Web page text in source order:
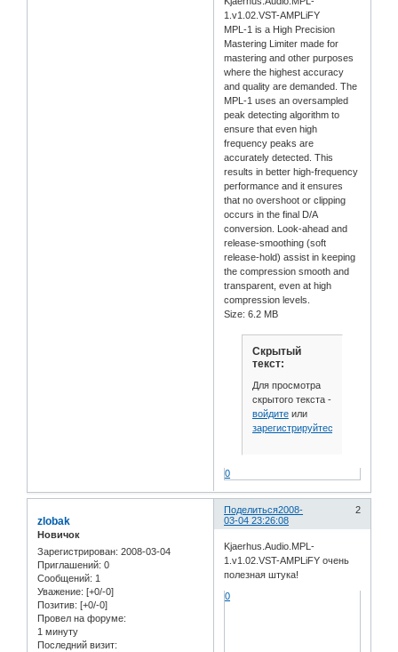
1.v1.02.VST-AMPLiFY
MPL-1 is a High Precision
Mastering Limiter made for
mastering and other purposes
where the highest accuracy
and quality are demanded. The
MPL-1 uses an oversampled
peak detecting algorithm to
ensure that even high
frequency peaks are
accurately detected. This
results in better high-frequency
performance and it ensures
that no overshoot or clipping
occurs in the final D/A
conversion. Look-ahead and
release-smoothing (soft
release-hold) assist in keeping
the compression smooth and
transparent, even at high
compression levels.
Size: 6.2 MB
Скрытый
текст:
Для просмотра
скрытого текста -
войдитеили
зарегистрируйтесь
0
Поделиться 2
2008-
03-04 23:26:08
zlobak
Новичок
Зарегистрирован: 2008-03-04
Приглашений: 0
Сообщений: 1
Уважение: [+0/-0]
Позитив: [+0/-0]
Провел на форуме:
1 минуту
Последний визит:
Kjaerhus.Audio.MPL-
1.v1.02.VST-AMPLiFY очень
полезная штука!
0